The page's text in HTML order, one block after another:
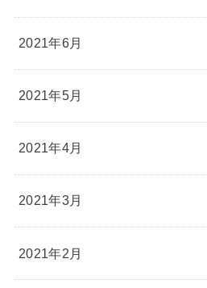
2021年6月
2021年5月
2021年4月
2021年3月
2021年2月